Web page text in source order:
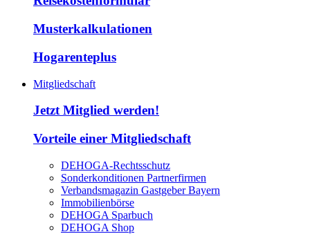
Musterkalkulationen
Hogarenteplus
Mitgliedschaft
Jetzt Mitglied werden!
Vorteile einer Mitgliedschaft
DEHOGA-Rechtsschutz
Sonderkonditionen Partnerfirmen
Verbandsmagazin Gastgeber Bayern
Immobilienbörse
DEHOGA Sparbuch
DEHOGA Shop